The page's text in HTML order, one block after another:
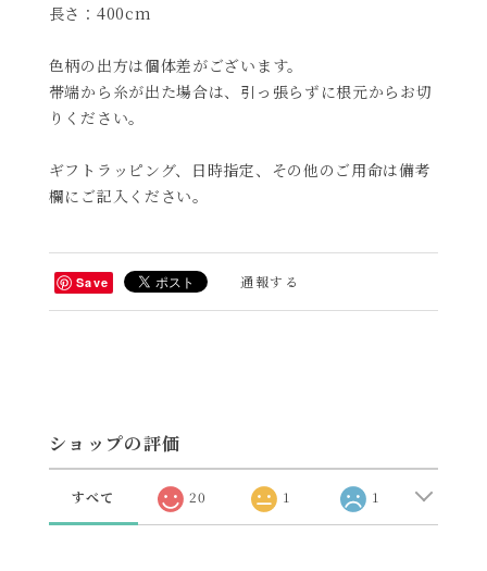
長さ：400cm
色柄の出方は個体差がございます。
帯端から糸が出た場合は、引っ張らずに根元からお切
りください。
ギフトラッピング、日時指定、その他のご用命は備考
欄にご記入ください。
Save 通報する
ショップの評価
すべて 20 1 1